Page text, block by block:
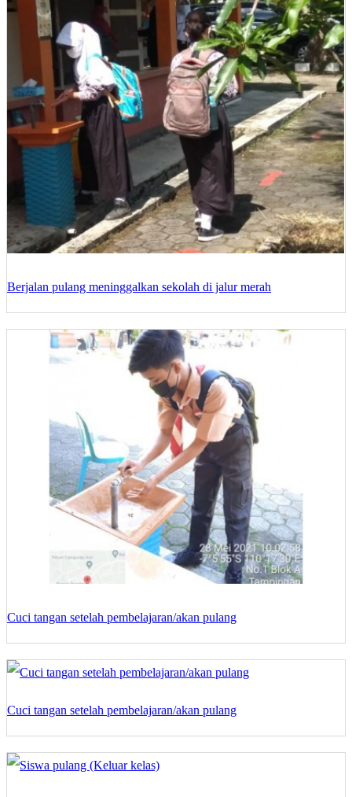
Berjalan pulang meninggalkan sekolah di jalur merah
Cuci tangan setelah pembelajaran/akan pulang
Cuci tangan setelah pembelajaran/akan pulang